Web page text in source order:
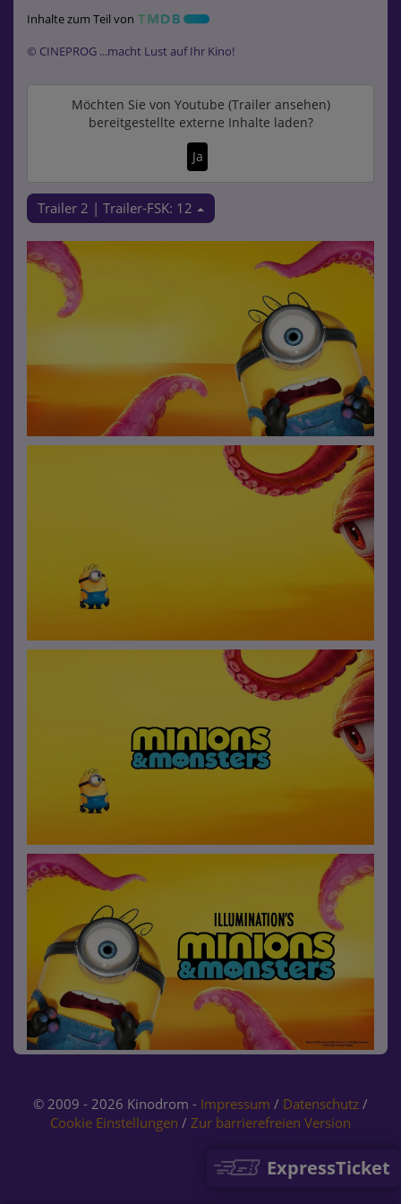
ExpressTicket
Inhalte zum Teil von
© CINEPROG ...macht Lust auf Ihr Kino!
Möchten Sie von Youtube (Trailer ansehen)
bereitgestellte externe Inhalte laden?
Ja
Trailer 2 | Trailer-FSK: 12
© 2009 - 2026 Kinodrom - Impressum / Datenschutz /
Cookie Einstellungen / Zur barrierefreien Version